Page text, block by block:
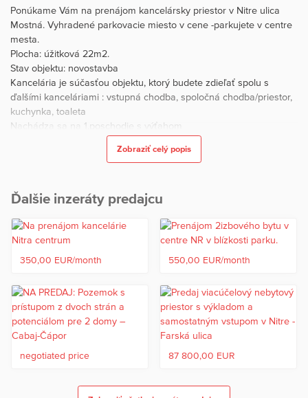
Ponúkame Vám na prenájom kancelársky priestor v Nitre ulica
Mostná. Vyhradené parkovacie miesto v cene -parkujete v centre
mesta.
Plocha: úžitková 22m2.
Stav objektu: novostavba
Kancelária je súčasťou objektu, ktorý budete zdieľať spolu s
ďalšími kanceláriami : vstupná chodba, spoločná chodba/priestor,
kuchynka, toaleta
Nachádza sa na 1.poschodie s výťahom
VÝHODY LOKALITY : CENTRUM
↓↓↓
DOHODNUTEJ OBHLIADKE
BENEFITY PRE VÁS NA JEDNOM MIESTE S NAJLEPŠÍMI
PODMIENKAMI
INFORMÁCIE
↓↓↓
Realitný maklér : Margita Šinčoková
Tel.kontakt : 0948 434 787
Mail : sincokova@realprogres.sk
- Určenie všeobecnej hodnoty nehnuteľnosti
Zobraziť celý popis
Ďalšie inzeráty predajcu
350,00 EUR/month 550,00 EUR/month
negotiated price 87 800,00 EUR